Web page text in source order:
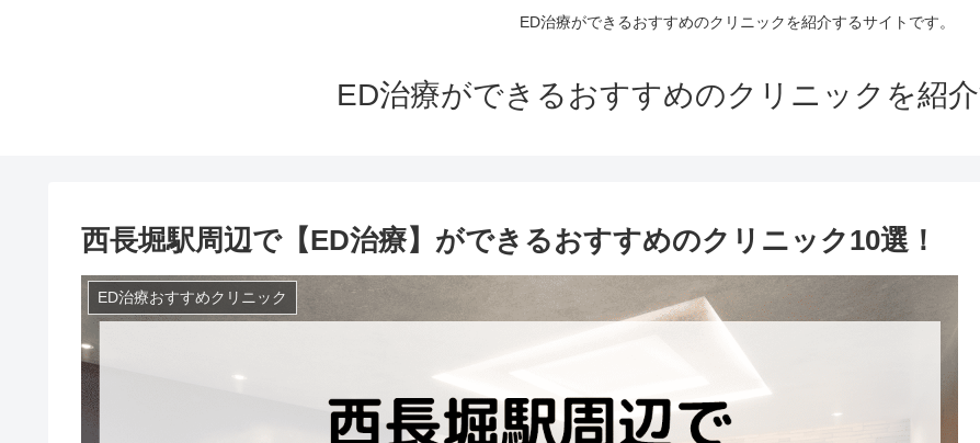
ED治療ができるおすすめのクリニックを紹介するサイトです。
ED治療ができるおすすめのクリニックを紹
西長堀駅周辺で【ED治療】ができるおすすめのクリニック10選！
ED治療おすすめクリニック